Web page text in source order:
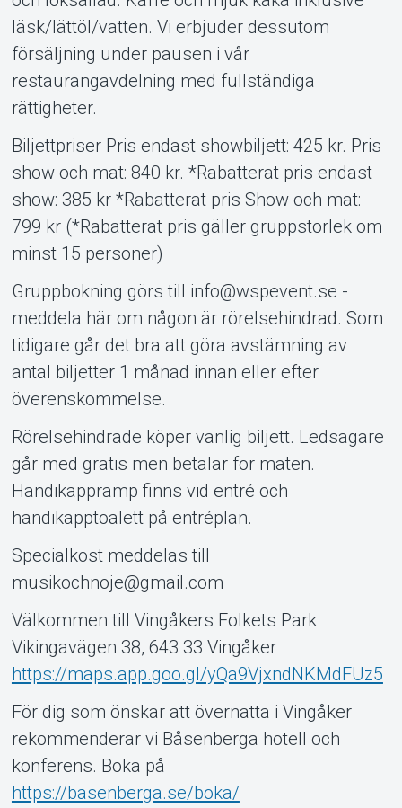
läsk/lättöl/vatten. Vi erbjuder dessutom
försäljning under pausen i vår
restaurangavdelning med fullständiga
rättigheter.
Biljettpriser Pris endast showbiljett: 425 kr. Pris
show och mat: 840 kr. *Rabatterat pris endast
show: 385 kr *Rabatterat pris Show och mat:
799 kr (*Rabatterat pris gäller gruppstorlek om
minst 15 personer)
Gruppbokning görs till info@wspevent.se -
meddela här om någon är rörelsehindrad. Som
tidigare går det bra att göra avstämning av
antal biljetter 1 månad innan eller efter
överenskommelse.
Rörelsehindrade köper vanlig biljett. Ledsagare
går med gratis men betalar för maten.
Handikappramp finns vid entré och
handikapptoalett på entréplan.
Specialkost meddelas till
musikochnoje@gmail.com
Välkommen till Vingåkers Folkets Park
Vikingavägen 38, 643 33 Vingåker
https://maps.app.goo.gl/yQa9VjxndNKMdFUz5
För dig som önskar att övernatta i Vingåker
rekommenderar vi Båsenberga hotell och
konferens. Boka på
https://basenberga.se/boka/